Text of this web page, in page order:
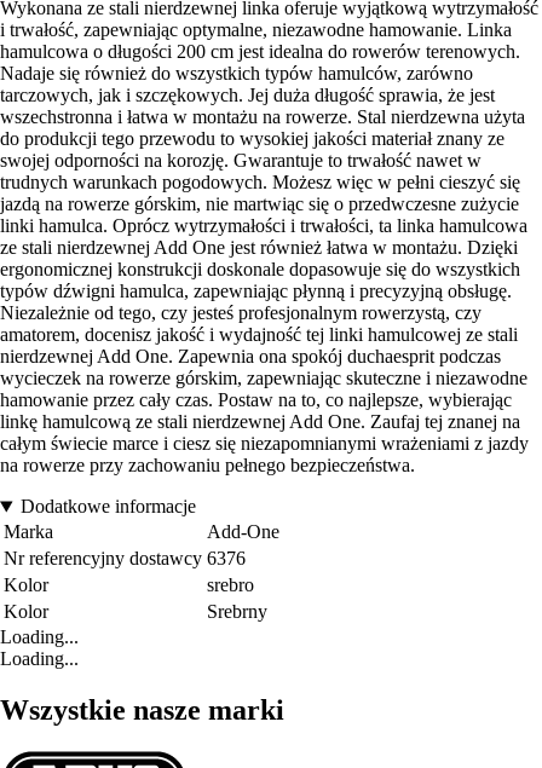
Wykonana ze stali nierdzewnej linka oferuje wyjątkową wytrzymałość
i trwałość, zapewniając optymalne, niezawodne hamowanie. Linka
hamulcowa o długości 200 cm jest idealna do rowerów terenowych.
Nadaje się również do wszystkich typów hamulców, zarówno
tarczowych, jak i szczękowych. Jej duża długość sprawia, że jest
wszechstronna i łatwa w montażu na rowerze. Stal nierdzewna użyta
do produkcji tego przewodu to wysokiej jakości materiał znany ze
swojej odporności na korozję. Gwarantuje to trwałość nawet w
trudnych warunkach pogodowych. Możesz więc w pełni cieszyć się
jazdą na rowerze górskim, nie martwiąc się o przedwczesne zużycie
linki hamulca. Oprócz wytrzymałości i trwałości, ta linka hamulcowa
ze stali nierdzewnej Add One jest również łatwa w montażu. Dzięki
ergonomicznej konstrukcji doskonale dopasowuje się do wszystkich
typów dźwigni hamulca, zapewniając płynną i precyzyjną obsługę.
Niezależnie od tego, czy jesteś profesjonalnym rowerzystą, czy
amatorem, docenisz jakość i wydajność tej linki hamulcowej ze stali
nierdzewnej Add One. Zapewnia ona spokój duchaesprit podczas
wycieczek na rowerze górskim, zapewniając skuteczne i niezawodne
hamowanie przez cały czas. Postaw na to, co najlepsze, wybierając
linkę hamulcową ze stali nierdzewnej Add One. Zaufaj tej znanej na
całym świecie marce i ciesz się niezapomnianymi wrażeniami z jazdy
na rowerze przy zachowaniu pełnego bezpieczeństwa.
Dodatkowe informacje
Marka
Add-One
Nr referencyjny dostawcy 6376
Kolor
srebro
Kolor
Srebrny
Loading...
Loading...
Wszystkie nasze marki